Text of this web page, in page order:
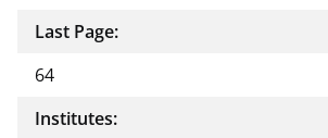
Last Page:
64
Institutes: